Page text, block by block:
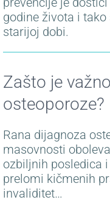
godine života i
starijoj dobi.
Zašto je
osteoporoze?
Rana dijagnoza
masovnosti
ozbiljnih posledica
prelomi kičmenih
invaliditet…